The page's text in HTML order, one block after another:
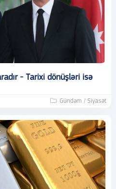
- Tarixi dönüşləri isə
Gündəm / Siyasət